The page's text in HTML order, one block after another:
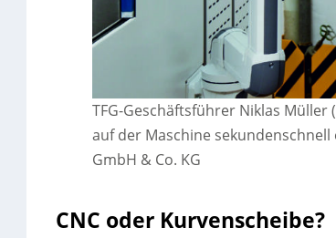
TFG-Geschäftsführer Niklas
auf der Maschine
GmbH & Co. KG
CNC oder Kurvenscheibe?